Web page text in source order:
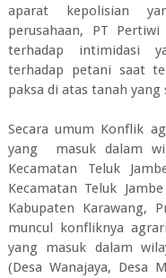
aparat kepolisian
perusahaan, PT
terhadap intimidasi
terhadap petani saat
paksa di atas tanah
Secara umum Konflik
yang masuk dalam
Kecamatan Teluk
Kecamatan Teluk
Kabupaten Karawang,
muncul konfliknya
yang masuk dalam
(Desa Wanajaya, Desa